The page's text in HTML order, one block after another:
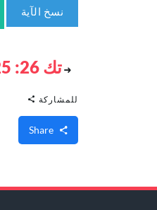
نسخ الآية
تك 26: 25
للمشاركة